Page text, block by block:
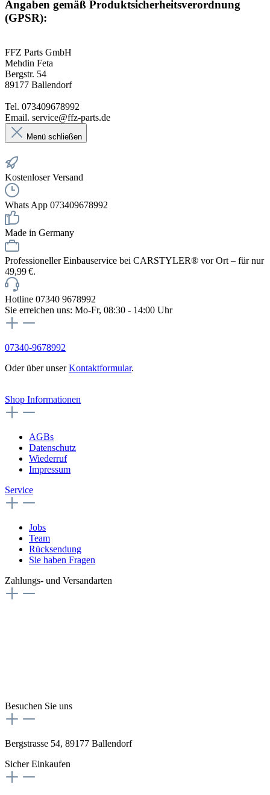
Angaben gemäß Produktsicherheitsverordnung
(GPSR):
FFZ Parts GmbH
Mehdin Feta
Bergstr. 54
89177 Ballendorf
Tel. 073409678992
Email. service@ffz-parts.de
Menü schließen
Kostenloser Versand
Whats App 073409678992
Made in Germany
Professioneller Einbauservice bei CARSTYLER® vor Ort – für nur
49,99 €.
Hotline 07340 9678992
Sie erreichen uns: Mo-Fr, 08:30 - 14:00 Uhr
07340-9678992
Oder über unserKontaktformular.
Shop Informationen
AGBs
Datenschutz
Wiederruf
Impressum
Service
Jobs
Team
Rücksendung
Sie haben Fragen
Zahlungs- und Versandarten
Besuchen Sie uns
Bergstrasse 54, 89177 Ballendorf
Sicher Einkaufen